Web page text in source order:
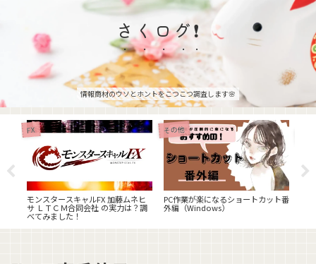
さくログ❗
情報商材のウソとホントをこつこつ調査します🌸
FX
モンスタースキャルFX 加藤ムネヒ
サ ＬＴＣＭ合同会社 の実力は？調
べてみました！
その他
PC作業が楽になるショートカット番
外編（Windows）